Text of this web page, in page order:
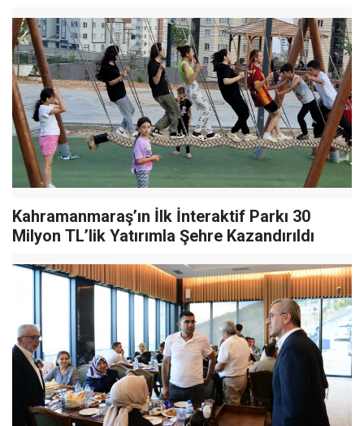
Kahramanmaraş’ın İlk İnteraktif Parkı 30
Milyon TL’lik Yatırımla Şehre Kazandırıldı